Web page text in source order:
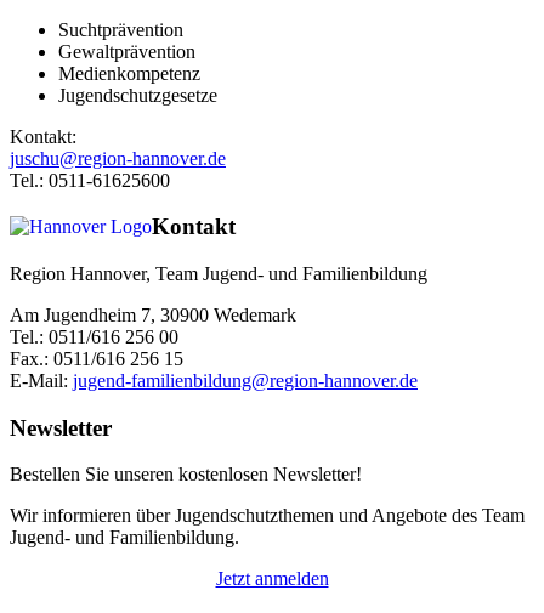
Suchtprävention
Gewaltprävention
Medienkompetenz
Jugendschutzgesetze
Kontakt:
juschu@region-hannover.de
Tel.: 0511-61625600
Kontakt
Region Hannover, Team Jugend- und Familienbildung
Am Jugendheim 7, 30900 Wedemark
Tel.: 0511/616 256 00
Fax.: 0511/616 256 15
E-Mail: jugend-familienbildung@region-hannover.de
Newsletter
Bestellen Sie unseren kostenlosen Newsletter!
Wir informieren über Jugendschutzthemen und Angebote des Team
Jugend- und Familienbildung.
Jetzt anmelden